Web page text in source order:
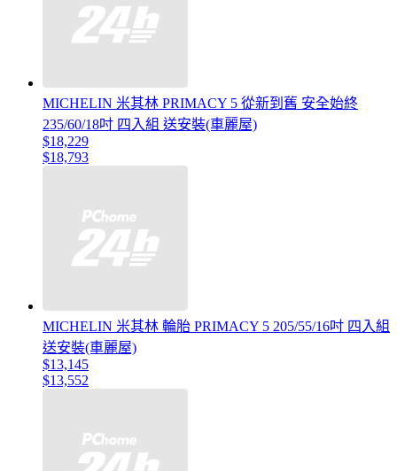
MICHELIN 米其林 PRIMACY 5 從新到舊 安全始終
235/60/18吋 四入組 送安裝(車麗屋)
$18,229
$18,793
MICHELIN 米其林 輪胎 PRIMACY 5 205/55/16吋 四入組
送安裝(車麗屋)
$13,145
$13,552